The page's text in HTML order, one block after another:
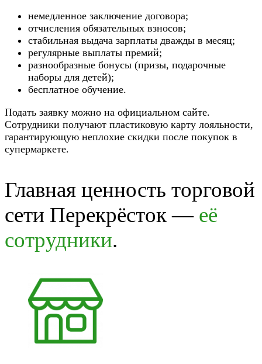
немедленное заключение договора;
отчисления обязательных взносов;
стабильная выдача зарплаты дважды в месяц;
регулярные выплаты премий;
разнообразные бонусы (призы, подарочные
наборы для детей);
бесплатное обучение.
Подать заявку можно на официальном сайте.
Сотрудники получают пластиковую карту лояльности,
гарантирующую неплохие скидки после покупок в
супермаркете.
Главная ценность торговой
сети Перекрёсток — её
сотрудники.